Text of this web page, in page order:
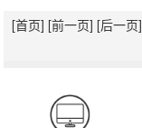
[首页] [前一页] [后一页]